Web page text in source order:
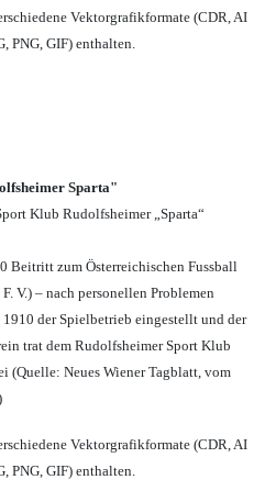
Vektorgrafikformate (CDR, AI
PNG, GIF) enthalten.
Sparta"
Klub Rudolfsheimer „Sparta“
Beitritt zum Österreichischen Fussball
V.) – nach personellen Problemen
1910 der Spielbetrieb eingestellt und der
trat dem Rudolfsheimer Sport Klub
(Quelle: Neues Wiener Tagblatt, vom
Vektorgrafikformate (CDR, AI
PNG, GIF) enthalten.